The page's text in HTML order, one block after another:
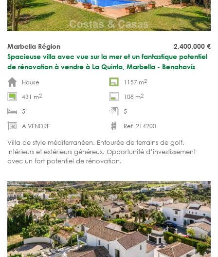
2.400.000 €
Marbella Région
Spacieuse villa avec vue sur la mer et un fantastique potentiel
de rénovation à vendre à La Quinta, Marbella - Benahavís
House
1157 m2
431 m2 108 m2
5
5
A VENDRE
Ref. 214200
Villa de style méditerranéen. Entourée de terrains de golf.
Intérieurs et extérieurs généreux. Opportunité d’investissement
avec un fort potentiel de rénovation.